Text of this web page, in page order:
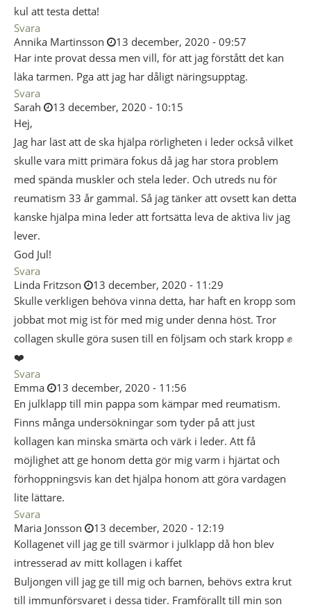
kul att testa detta!
Svara
Annika Martinsson
13 december, 2020 - 09:57
Har inte provat dessa men vill, för att jag förstått det kan
läka tarmen. Pga att jag har dåligt näringsupptag.
Svara
Sarah
13 december, 2020 - 10:15
Hej,
Jag har läst att de ska hjälpa rörligheten i leder också vilket
skulle vara mitt primära fokus då jag har stora problem
med spända muskler och stela leder. Och utreds nu för
reumatism 33 år gammal. Så jag tänker att ovsett kan detta
kanske hjälpa mina leder att fortsätta leva de aktiva liv jag
lever.
God Jul!
Svara
Linda Fritzson
13 december, 2020 - 11:29
Skulle verkligen behöva vinna detta, har haft en kropp som
jobbat mot mig ist för med mig under denna höst. Tror
collagen skulle göra susen till en följsam och stark kropp ✊
❤️
Svara
Emma
13 december, 2020 - 11:56
En julklapp till min pappa som kämpar med reumatism.
Finns många undersökningar som tyder på att just
kollagen kan minska smärta och värk i leder. Att få
möjlighet att ge honom detta gör mig varm i hjärtat och
förhoppningsvis kan det hjälpa honom att göra vardagen
lite lättare.
Svara
Maria Jonsson
13 december, 2020 - 12:19
Kollagenet vill jag ge till svärmor i julklapp då hon blev
intresserad av mitt kollagen i kaffet
Buljongen vill jag ge till mig och barnen, behövs extra krut
till immunförsvaret i dessa tider. Framförallt till min son